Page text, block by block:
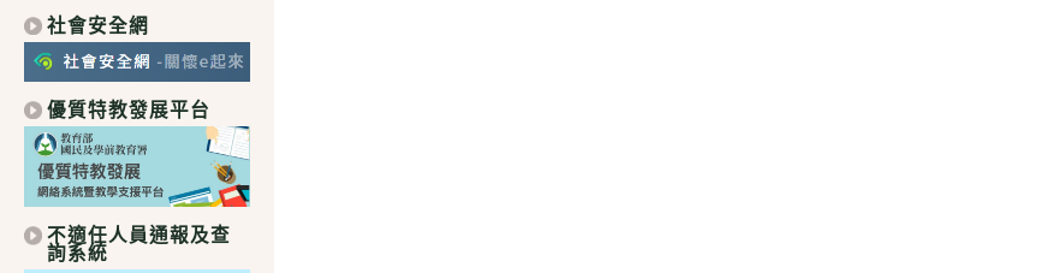
社會安全網
優質特教發展平台
不適任人員通報及查
詢系統